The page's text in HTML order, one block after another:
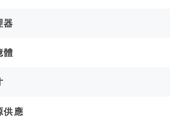
器
體
供應